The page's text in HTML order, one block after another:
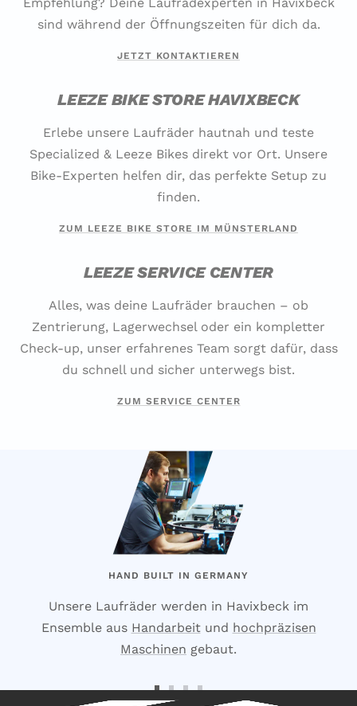
sind während der Öffnungszeiten für dich da.
JETZT KONTAKTIEREN
LEEZE BIKE STORE HAVIXBECK
Erlebe unsere Laufräder hautnah und teste
Specialized & Leeze Bikes direkt vor Ort. Unsere
Bike-Experten helfen dir, das perfekte Setup zu
finden.
ZUM LEEZE BIKE STORE IM MÜNSTERLAND
LEEZE SERVICE CENTER
Alles, was deine Laufräder brauchen – ob
Zentrierung, Lagerwechsel oder ein kompletter
Check-up, unser erfahrenes Team sorgt dafür, dass
du schnell und sicher unterwegs bist.
ZUM SERVICE CENTER
HAND BUILT IN GERMANY
Unsere Laufräder werden in Havixbeck im
Ensemble aus Handarbeitund hochpräzisen
Maschinen gebaut.
ZurZur